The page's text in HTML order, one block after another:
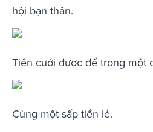
hội bạn thân.
Tiền cưới được để trong một
Cùng một sấp tiền lẻ.